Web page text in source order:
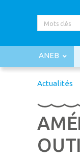
ANEB
Actualités